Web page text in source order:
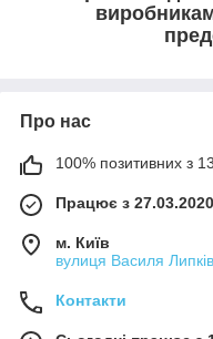
Про нас
100% позитивних з
Працює з 27.03.2020
м. Київ
вулиця Василя
Контакти